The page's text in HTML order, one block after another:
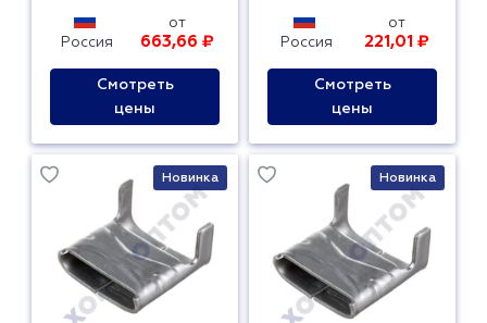
Россия
от
663,66 ₽
Смотреть
цены
Россия
от
221,01 ₽
Смотреть
цены
Новинка Новинка